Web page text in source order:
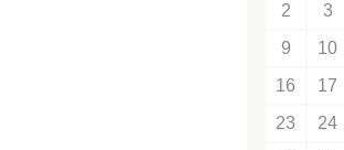
2
3
9
10
16
17
23
24